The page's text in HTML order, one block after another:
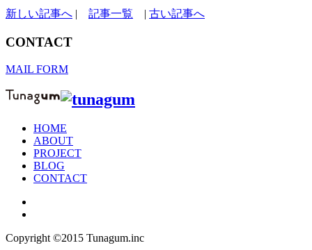
新しい記事へ | 記事一覧 | 古い記事へ
CONTACT
MAIL FORM
HOME
ABOUT
PROJECT
BLOG
CONTACT
Copyright ©2015 Tunagum.inc